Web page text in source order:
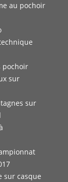
au pochoir
pochoir
sur
sur
sur casque